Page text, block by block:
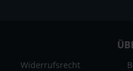
Widerrufsrecht